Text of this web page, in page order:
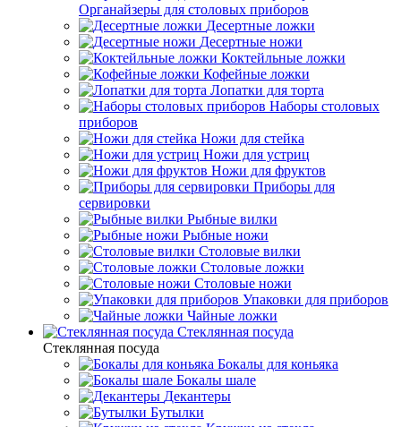
Органайзеры для столовых приборов
Десертные ложки
Десертные ножи
Коктейльные ложки
Кофейные ложки
Лопатки для торта
Наборы столовых
приборов
Ножи для стейка
Ножи для устриц
Ножи для фруктов
Приборы для
сервировки
Рыбные вилки
Рыбные ножи
Столовые вилки
Столовые ложки
Столовые ножи
Упаковки для приборов
Чайные ложки
Стеклянная посуда
Стеклянная посуда
Бокалы для коньяка
Бокалы шале
Декантеры
Бутылки